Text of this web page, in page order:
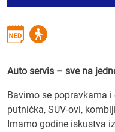
Auto servis – sve na
Bavimo se popravkama
putnička, SUV-ovi,
Imamo godine iskustva